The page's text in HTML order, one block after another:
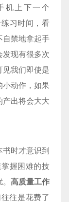
机上下一个
习时间，看
自禁地拿起手
发现有很多次
见我们即使是
小动作，如果
产出将会大大
时才意识到
握困难的技
高质量工作
往是花费了